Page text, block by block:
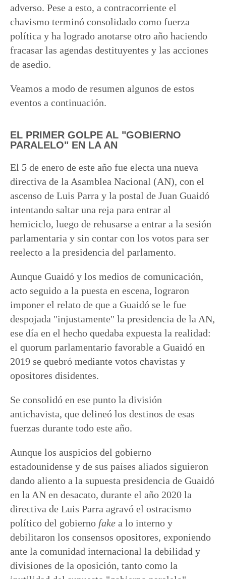
adverso. Pese a esto, a contracorriente el
chavismo terminó consolidado como fuerza
política y ha logrado anotarse otro año haciendo
fracasar las agendas destituyentes y las acciones
de asedio.
Veamos a modo de resumen algunos de estos
eventos a continuación.
EL PRIMER GOLPE AL "GOBIERNO
PARALELO" EN LA AN
El 5 de enero de este año fue electa una nueva
directiva de la Asamblea Nacional (AN), con el
ascenso de Luis Parra y la postal de Juan Guaidó
intentando saltar una reja para entrar al
hemiciclo, luego de rehusarse a entrar a la sesión
parlamentaria y sin contar con los votos para ser
reelecto a la presidencia del parlamento.
Aunque Guaidó y los medios de comunicación,
acto seguido a la puesta en escena, lograron
imponer el relato de que a Guaidó se le fue
despojada "injustamente" la presidencia de la AN,
ese día en el hecho quedaba expuesta la realidad:
el quorum parlamentario favorable a Guaidó en
2019 se quebró mediante votos chavistas y
opositores disidentes.
Se consolidó en ese punto la división
antichavista, que delineó los destinos de esas
fuerzas durante todo este año.
Aunque los auspicios del gobierno
estadounidense y de sus países aliados siguieron
dando aliento a la supuesta presidencia de Guaidó
en la AN en desacato, durante el año 2020 la
directiva de Luis Parra agravó el ostracismo
político del gobierno fake a lo interno y
debilitaron los consensos opositores, exponiendo
ante la comunidad internacional la debilidad y
divisiones de la oposición, tanto como la